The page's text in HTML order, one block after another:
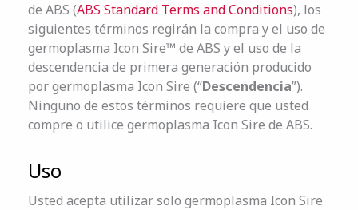
de ABS (ABS Standard Terms and Conditions), los
siguientes términos regirán la compra y el uso de
germoplasma Icon Sire™ de ABS y el uso de la
descendencia de primera generación producido
por germoplasma Icon Sire (“Descendencia”).
Ninguno de estos términos requiere que usted
compre o utilice germoplasma Icon Sire de ABS.
Uso
Usted acepta utilizar solo germoplasma Icon Sire